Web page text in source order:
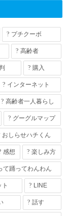
プチクーボ
高齢者
購入
インターネット
高齢者一人暮らし
グーグルマップ
おしらせハチくん
感想 楽しみ方
て踊ってわんわん
LINE
話す